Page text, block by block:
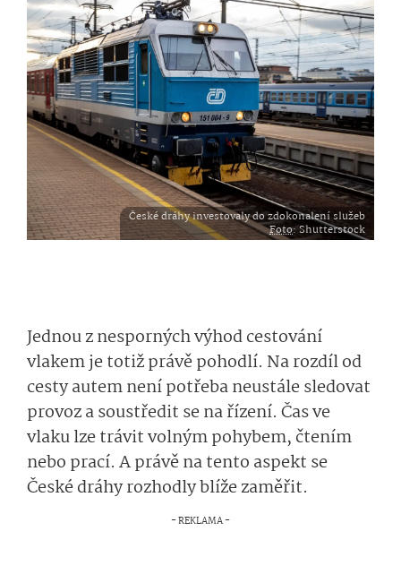
České dráhy investovaly do zdokonalení služeb
Foto: Shutterstock
Jednou z nesporných výhod cestování
vlakem je totiž právě pohodlí. Na rozdíl od
cesty autem není potřeba neustále sledovat
provoz a soustředit se na řízení. Čas ve
vlaku lze trávit volným pohybem, čtením
nebo prací. A právě na tento aspekt se
České dráhy rozhodly blíže zaměřit.